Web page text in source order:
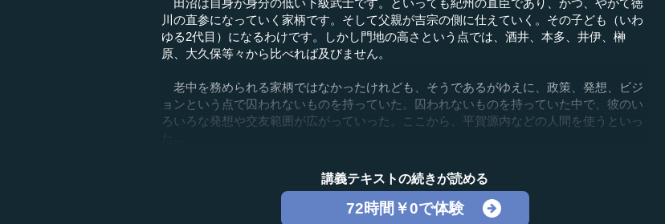
川の直参になっていく家柄です。そして父親が吉宗の側に仕えていく。その子ども（いわ
ゆる2代目）になるわけです。しかし門地の高さという点では、酒井、本多、井伊、榊
原、大久保等々から比べれば及びません。
老中を務められる家柄ではなかったけれども、そうであるがゆえに、政策、発想、ビジ
ョンという点で囚われないものを持っていた。囚われないものを持っていた中で、彼のい
ろいろな発想や交友範囲が広がっていった。ここから、平賀源内などの人間を使うといっ
講義テキストの続きが読める
72時間￥0で体験